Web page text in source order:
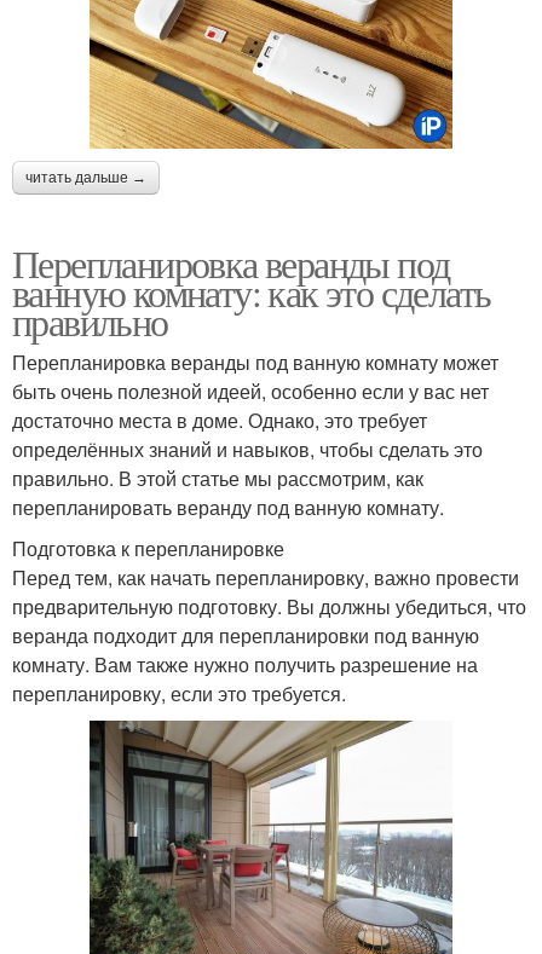
читать дальше →
Перепланировка веранды под
ванную комнату: как это сделать
правильно
Перепланировка веранды под ванную комнату может
быть очень полезной идеей, особенно если у вас нет
достаточно места в доме. Однако, это требует
определённых знаний и навыков, чтобы сделать это
правильно. В этой статье мы рассмотрим, как
перепланировать веранду под ванную комнату.
Подготовка к перепланировке
Перед тем, как начать перепланировку, важно провести
предварительную подготовку. Вы должны убедиться, что
веранда подходит для перепланировки под ванную
комнату. Вам также нужно получить разрешение на
перепланировку, если это требуется.